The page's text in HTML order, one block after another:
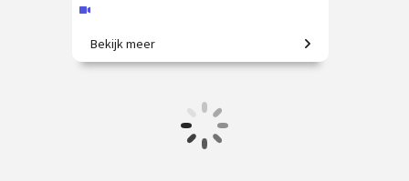
Meester van kleur, vorm en vrijheid.
vanaf 5 nov.
Bekijk meer